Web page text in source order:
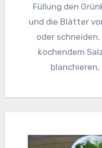
Füllung den
und die Blätter
oder
kochendem